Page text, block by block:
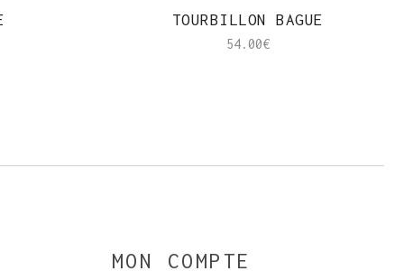
TOURBILLON BAGUE
54.00€
MON COMPTE